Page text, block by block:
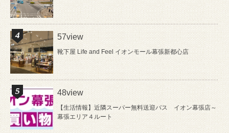
57view
靴下屋 Life and Feel イオンモール幕張新都心店
48view
【生活情報】近隣スーパー無料送迎バス イオン幕張店～
幕張エリア４ルート